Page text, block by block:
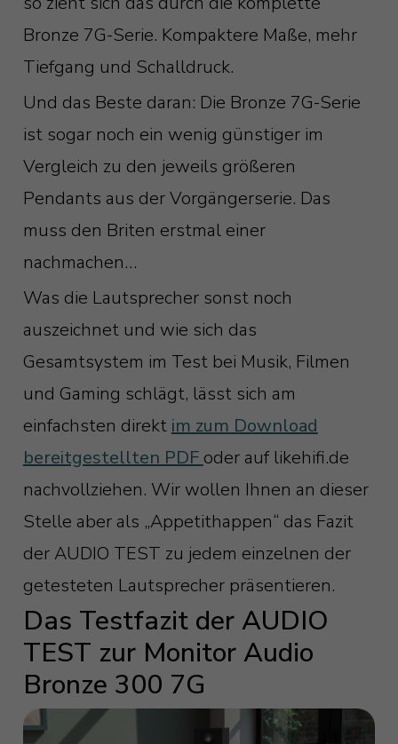
Bronze 7G-Serie. Kompaktere Maße, mehr
Tiefgang und Schalldruck.
Und das Beste daran: Die Bronze 7G-Serie
ist sogar noch ein wenig günstiger im
Vergleich zu den jeweils größeren
Pendants aus der Vorgängerserie. Das
muss den Briten erstmal einer
nachmachen…
Was die Lautsprecher sonst noch
auszeichnet und wie sich das
Gesamtsystem im Test bei Musik, Filmen
und Gaming schlägt, lässt sich am
einfachsten direkt im zum Download
bereitgestellten PDF oder auf likehifi.de
nachvollziehen. Wir wollen Ihnen an dieser
Stelle aber als „Appetithappen“ das Fazit
der AUDIO TEST zu jedem einzelnen der
getesteten Lautsprecher präsentieren.
Das Testfazit der AUDIO
TEST zur Monitor Audio
Bronze 300 7G